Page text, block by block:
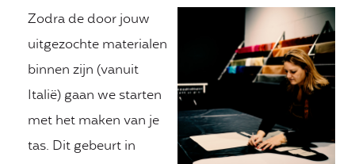
Zodra de door jouw
uitgezochte materialen
binnen zijn (vanuit
Italië) gaan we starten
met het maken van je
tas. Dit gebeurt in